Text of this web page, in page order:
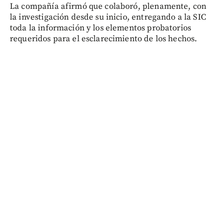
La compañía afirmó que colaboró, plenamente, con
la investigación desde su inicio, entregando a la SIC
toda la información y los elementos probatorios
requeridos para el esclarecimiento de los hechos.